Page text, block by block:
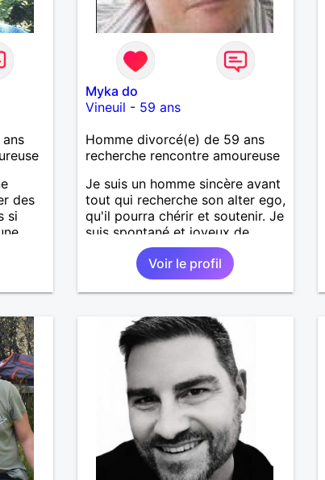
des
si
Myka do
Vineuil - 59 ans
Homme divorcé(e) de 59 ans
recherche rencontre amoureuse
Je suis un homme sincère avant
tout qui recherche son alter ego,
qu'il pourra chérir et soutenir. Je
suis spontané et joyeux de
nature. J'apprécie les
promenades, les bons restos, le
théâtre, les expositions etc.
Commençons par dialoguer.
Voir le profil